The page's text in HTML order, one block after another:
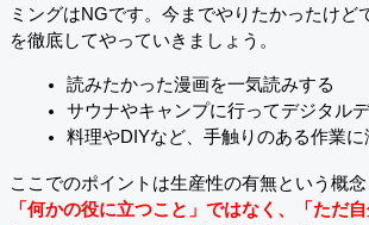
ミングはNGです。今までやりたかったけど
を徹底してやっていきましょう。
読みたかった漫画を一気読みする
サウナやキャンプに行ってデジタル
料理やDIYなど、手触りのある作業に
ここでのポイントは生産性の有無という概念
「何かの役に立つこと」ではなく、「ただ